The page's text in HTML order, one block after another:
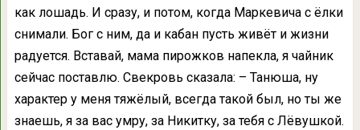
как лошадь. И сразу, и потом, когда Маркевича с ёлки
снимали. Бог с ним, да и кабан пусть живёт и жизни
радуется. Вставай, мама пирожков напекла, я чайник
сейчас поставлю. Свекровь сказала: – Танюша, ну
характер у меня тяжёлый, всегда такой был, но ты же
знаешь, я за вас умру, за Никитку, за тебя с Лёвушкой.